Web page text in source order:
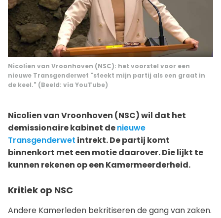
Nicolien van Vroonhoven (NSC): het voorstel voor een
nieuwe Transgenderwet "steekt mijn partij als een graat in
de keel." (Beeld: via YouTube)
Nicolien van Vroonhoven (NSC) wil dat het
demissionaire kabinet denieuwe
Transgenderwet intrekt. De partij komt
binnenkort met een motie daarover. Die lijkt te
kunnen rekenen op een Kamermeerderheid.
Kritiek op NSC
Andere Kamerleden bekritiseren de gang van zaken.